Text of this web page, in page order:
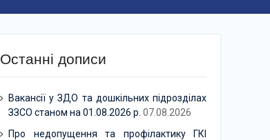
Останні дописи
Вакансії у ЗДО та дошкільних підрозділах
ЗЗСО станом на 01.08.2026 р. 07.08.2026
Про недопущення та профілактику ГКІ